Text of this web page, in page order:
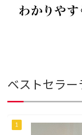
ベストセラ